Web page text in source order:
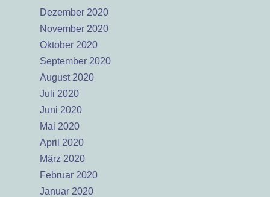
Dezember 2020
November 2020
Oktober 2020
September 2020
August 2020
Juli 2020
Juni 2020
Mai 2020
April 2020
März 2020
Februar 2020
Januar 2020